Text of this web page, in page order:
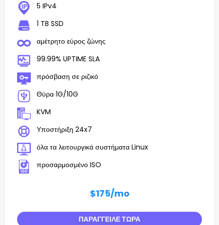
5 IPv4
1 TB SSD
αμέτρητο εύρος ζώνης
99.99% UPTIME SLA
πρόσβαση σε ριζικό
Θύρα 1G/10G
KVM
Υποστήριξη 24x7
όλα τα λειτουργικά συστήματα Linux
προσαρμοσμένο ISO
$175/mo
ΠΑΡΆΓΓΕΙΛΕ ΤΏΡΑ